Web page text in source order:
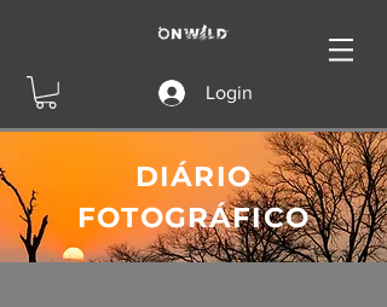
Login
DIÁRIO
FOTOGRÁFICO